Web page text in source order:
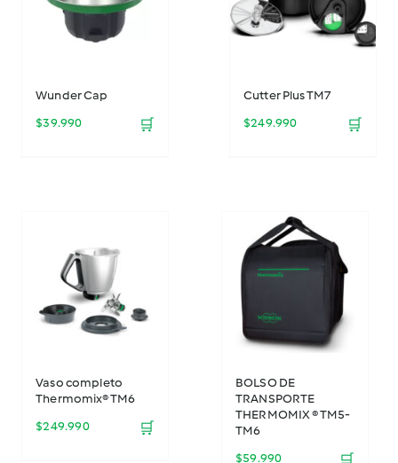
Wunder Cap
$39.990 🛒
Cutter Plus TM7
$249.990 🛒
Vaso completo
Thermomix® TM6
$249.990 🛒
BOLSO DE
TRANSPORTE
THERMOMIX ® TM5-
TM6
$59.990